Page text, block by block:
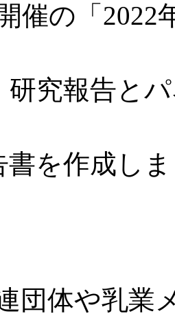
催の「
研究報告と
書を作成し
団体や乳業